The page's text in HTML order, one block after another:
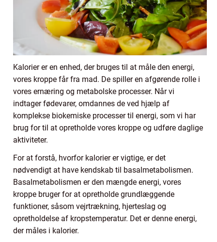
Kalorier er en enhed, der bruges til at måle den energi,
vores kroppe får fra mad. De spiller en afgørende rolle i
vores ernæring og metabolske processer. Når vi
indtager fødevarer, omdannes de ved hjælp af
komplekse biokemiske processer til energi, som vi har
brug for til at opretholde vores kroppe og udføre daglige
aktiviteter.
For at forstå, hvorfor kalorier er vigtige, er det
nødvendigt at have kendskab til basalmetabolismen.
Basalmetabolismen er den mængde energi, vores
kroppe bruger for at opretholde grundlæggende
funktioner, såsom vejrtrækning, hjerteslag og
opretholdelse af kropstemperatur. Det er denne energi,
der måles i kalorier.